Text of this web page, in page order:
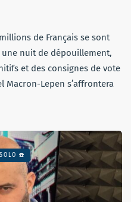
de Français se sont
nuit de dépouillement,
et des consignes de vote
Macron-Lepen s’affrontera
SOLO ☎️